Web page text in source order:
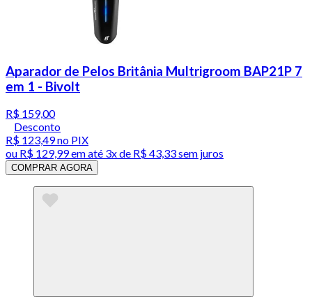
Aparador de Pelos Britânia Multrigroom BAP21P 7
em 1 - Bivolt
R$ 159,00
Desconto
R$ 123,49no PIX
ou R$ 129,99em até 3x de R$ 43,33 sem juros
COMPRAR AGORA